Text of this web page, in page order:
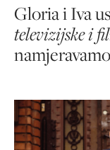
Gloria i Iva
televizijske i